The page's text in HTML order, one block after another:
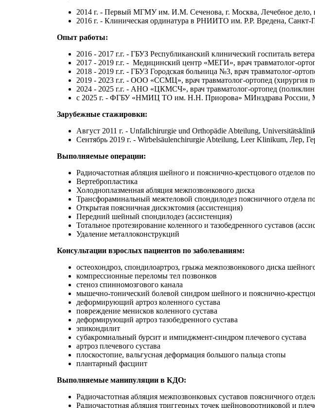
2014 г. - Первый МГМУ им. И.М. Сеченова, г. Москва, Лечебное дело,
2016 г. - Клиническая ординатура в РНИИТО им. Р.Р. Вредена, Санкт-
Опыт работы:
2016 - 2017 г.г. - ГБУЗ Республиканский клинический госпиталь
2017 - 2019 г.г. - Медицинский центр «МЕГИ», врач травматолог-
2018 - 2019 г.г. - ГБУЗ Городская больница №3, врач травматолог-
2019 - 2023 г.г. - ООО «ССМЦ», врач травматолог-ортопед (хирургия
2024 - 2025 г.г. - АНО «ЦКМСЧ», врач травматолог-ортопед
с 2025 г. - ФГБУ «НМИЦ ТО им. Н.Н. Приорова» МИнздрава России,
Зарубежные стажировки:
Август 2011 г. - Unfallchirurgie und Orthopädie Abteilung,
Сентябрь 2019 г. - Wirbelsäulenchirurgie Abteilung, Leer Klinikum, Лер,
Выполняемые операции:
Радиочастотная абляция шейного и пояснично-крестцового отделов
Вертебропластика
Холодноплазменная абляция межпозвонкового диска
Трансфораминальный межтеловой спондилодез поясничного отдела
Открытая поясничная дискэктомия (ассистенция)
Передний шейный спондилодез (ассистенция)
Тотальное протезирование коленного и тазобедренного суставов
Удаление металлоконструкций
Консультации взрослых пациентов по заболеваниям:
остеохондроз, спондилоартроз, грыжа межпозвонкового диска
компрессионные переломы тел позвонков
стеноз спинномозгового канала
мышечно-тонический болевой синдром шейного и пояснично-
деформирующий артроз коленного сустава
повреждение менисков коленного сустава
деформирующий артроз тазобедренного сустава
эпикондилит
субакромиальный бурсит и импиджмент-синдром плечевого сустава
артроз плечевого сустава
плоскостопие, вальгусная деформация большого пальца стопы
плантарный фасциит
Выполняемые манипуляции в КДО:
Радиочастотная абляция межпозвонковых суставов поясничного
Радиочастотная абляция триггерных точек шейноворотниковой и